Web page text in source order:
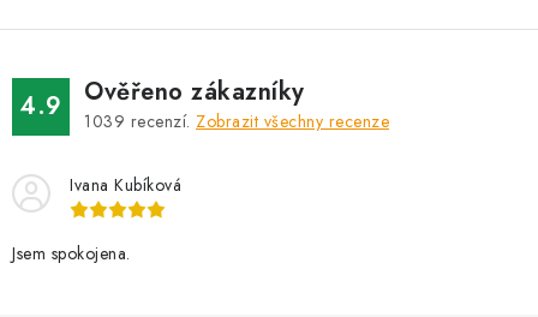
á
d
a
c
p
v
4.9 Ověřeno zákazníky
1039 recenzí. Zobrazit všechny recenze
Ivana Kubíková
Jsem spokojena.